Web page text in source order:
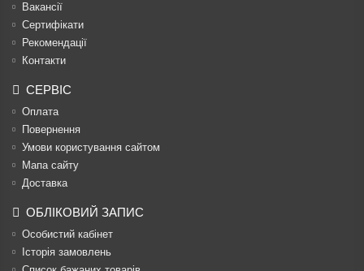
Вакансії
Сертифікати
Рекомендації
Контакти
СЕРВІС
Оплата
Повернення
Умови користування сайтом
Мапа сайту
Доставка
ОБЛІКОВИЙ ЗАПИС
Особистий кабінет
Історія замовлень